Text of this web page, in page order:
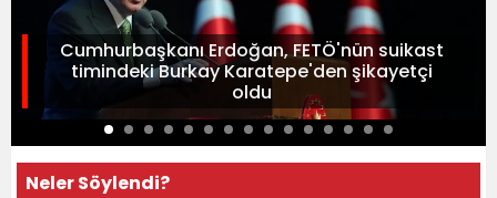
Cumhurbaşkanı Erdoğan, FETÖ'nün suikast
timindeki Burkay Karatepe'den şikayetçi
oldu
Neler Söylendi?